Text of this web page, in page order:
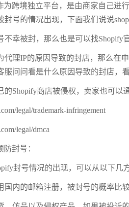
为跨境独立平台，是由商家自己进
封号的情况出现，下面我们说说
不幸被封，那么也是可以找Shopify
代理IP的原因导致的封店，那么在
服问问看是什么原因导致的封店，
的Shopify商店被侵权，卖家也可以
legal/trademark-infringement
legal/dmca
防封号：
封号情况的出现，可以从以下几
国内的邮箱注册，被封号的概率比